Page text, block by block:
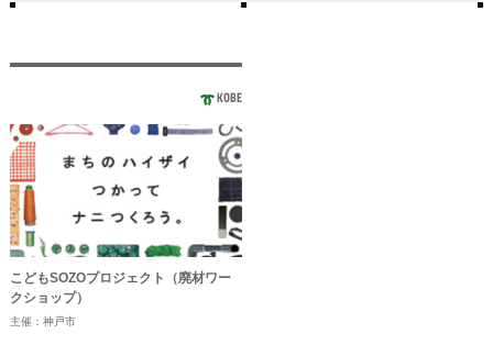
KOBE
こどもSOZOプロジェクト（廃材ワー
クショップ）
主催：神戸市